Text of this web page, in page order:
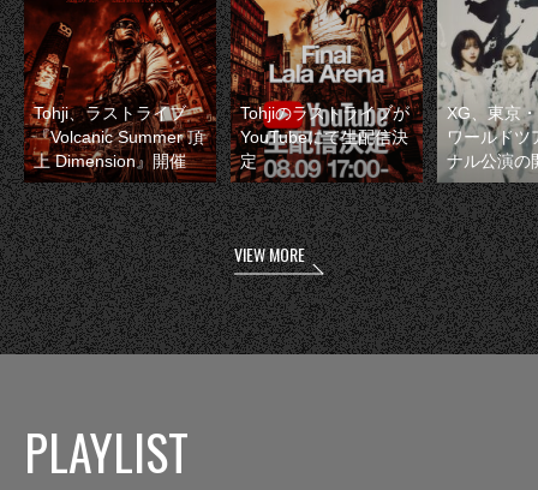
Tohji、ラストライブ
『Volcanic Summer 頂
上 Dimension』開催
Tohjiのラストライブが
YouTubeにて生配信決
定
XG、東京
ワールドツ
ナル公演の
VIEW MORE
PLAYLIST